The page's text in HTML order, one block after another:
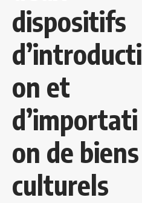
dispositifs
d’introducti
on et
d’importati
on de biens
culturels